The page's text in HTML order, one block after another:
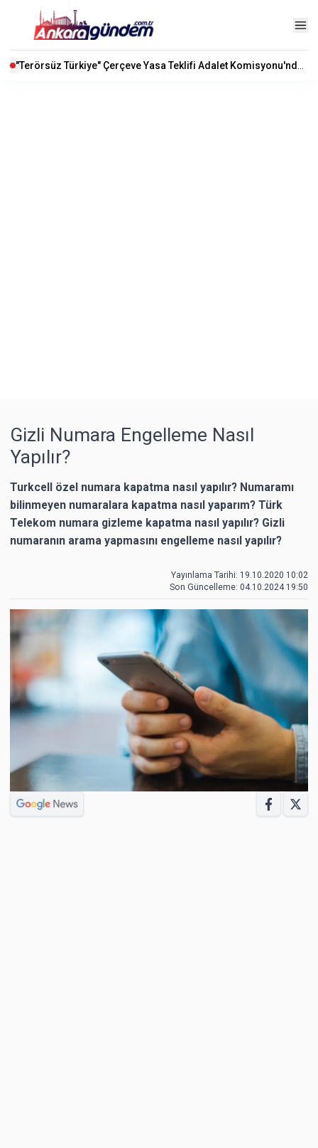
Gizli Numara Engelleme Nasıl
Yapılır?
Turkcell özel numara kapatma nasıl yapılır? Numaramı
bilinmeyen numaralara kapatma nasıl yaparım? Türk
Telekom numara gizleme kapatma nasıl yapılır? Gizli
numaranın arama yapmasını engelleme nasıl yapılır?
Yayınlama Tarihi: 19.10.2020 10:02
Son Güncelleme: 04.10.2024 19:50